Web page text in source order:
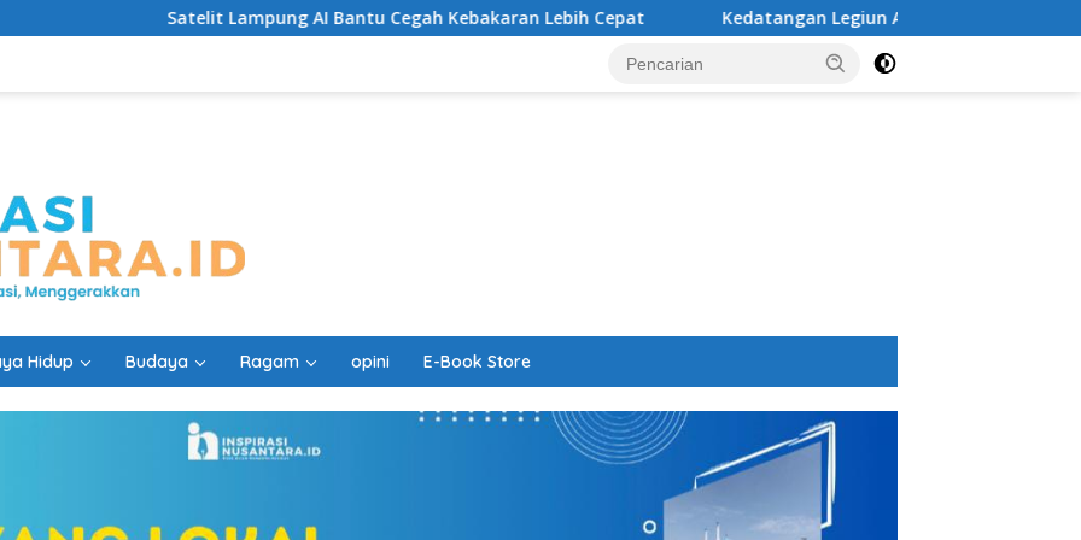
Satelit Lampung AI Bantu Cegah Kebakaran Lebih Cepat Kedatangan Legiun Asing Baru PSM Makassar Kian Nyata
Hidup Budaya Ragam opini E-Book Store